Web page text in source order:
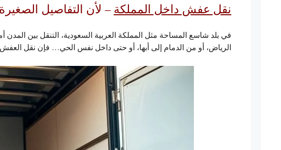
نقل عفش داخل المملكة – لأن التفاصيل
في بلد شاسع المساحة مثل المملكة العربية السعودية، التنقل بين
الرياض، أو من الدمام إلى أبها، أو حتى داخل نفس الحي… فإن نقل العفش